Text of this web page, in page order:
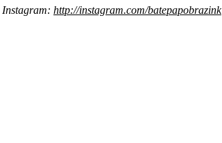
Instagram: http://instagram.com/batepapobrazink